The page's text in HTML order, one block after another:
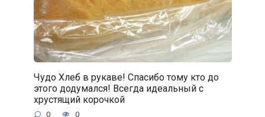
Чудо Хлеб в рукаве! Спасибо тому кто до
этого додумался! Всегда идеальный с
хрустящий корочкой
0 0